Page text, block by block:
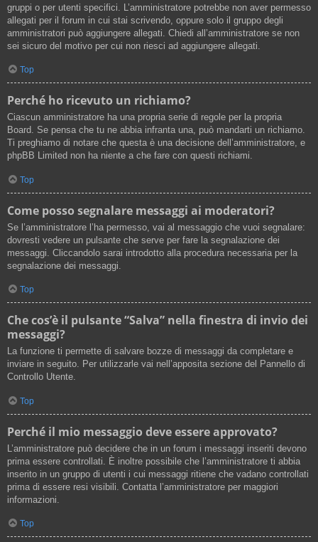
gruppi o per utenti specifici. L’amministratore potrebbe non aver permesso
allegati per il forum in cui stai scrivendo, oppure solo il gruppo degli
amministratori può aggiungere allegati. Chiedi all’amministratore se non
sei sicuro del motivo per cui non riesci ad aggiungere allegati.
Top
Perché ho ricevuto un richiamo?
Ciascun amministratore ha una propria serie di regole per la propria
Board. Se pensa che tu ne abbia infranta una, può mandarti un richiamo.
Ti preghiamo di notare che questa è una decisione dell’amministratore, e
phpBB Limited non ha niente a che fare con questi richiami.
Top
Come posso segnalare messaggi ai moderatori?
Se l’amministratore l’ha permesso, vai al messaggio che vuoi segnalare:
dovresti vedere un pulsante che serve per fare la segnalazione dei
messaggi. Cliccandolo sarai introdotto alla procedura necessaria per la
segnalazione dei messaggi.
Top
Che cos’è il pulsante “Salva” nella finestra di invio dei
messaggi?
La funzione ti permette di salvare bozze di messaggi da completare e
inviare in seguito. Per utilizzarle vai nell’apposita sezione del Pannello di
Controllo Utente.
Top
Perché il mio messaggio deve essere approvato?
L’amministratore può decidere che in un forum i messaggi inseriti devono
prima essere controllati. È inoltre possibile che l’amministratore ti abbia
inserito in un gruppo di utenti i cui messaggi ritiene che vadano controllati
prima di essere resi visibili. Contatta l’amministratore per maggiori
informazioni.
Top